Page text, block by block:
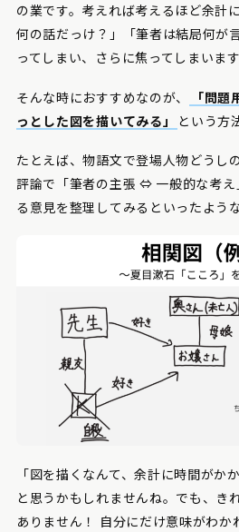
の業です。考えれば考えるほど余計
何の話だっけ？」「筆者は結局何が
ってしまい、さらに焦ってしまいます
そんな時におすすめなのが、
「問
っとした図を描いてみる」
という方
たとえば、物語文で登場人物どうし
評論で「筆者の主張 ⇔ 一般的な考
る意見を整理してみるといったよう
「図を描くなんて、余計に時間がか
と思うかもしれませんね。でも、き
ありません！ 自分にだけ意味がわか